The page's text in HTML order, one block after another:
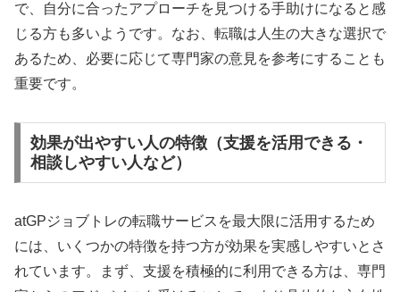
で、自分に合ったアプローチを見つける手助けになると感
じる方も多いようです。なお、転職は人生の大きな選択で
あるため、必要に応じて専門家の意見を参考にすることも
重要です。
効果が出やすい人の特徴（支援を活用できる・
相談しやすい人など）
atGPジョブトレの転職サービスを最大限に活用するため
には、いくつかの特徴を持つ方が効果を実感しやすいとさ
れています。まず、支援を積極的に利用できる方は、専門